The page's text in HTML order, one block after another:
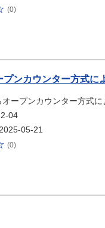
(0)
ンカウンター方式に
ープンカウンター方式
04
05-21
(0)